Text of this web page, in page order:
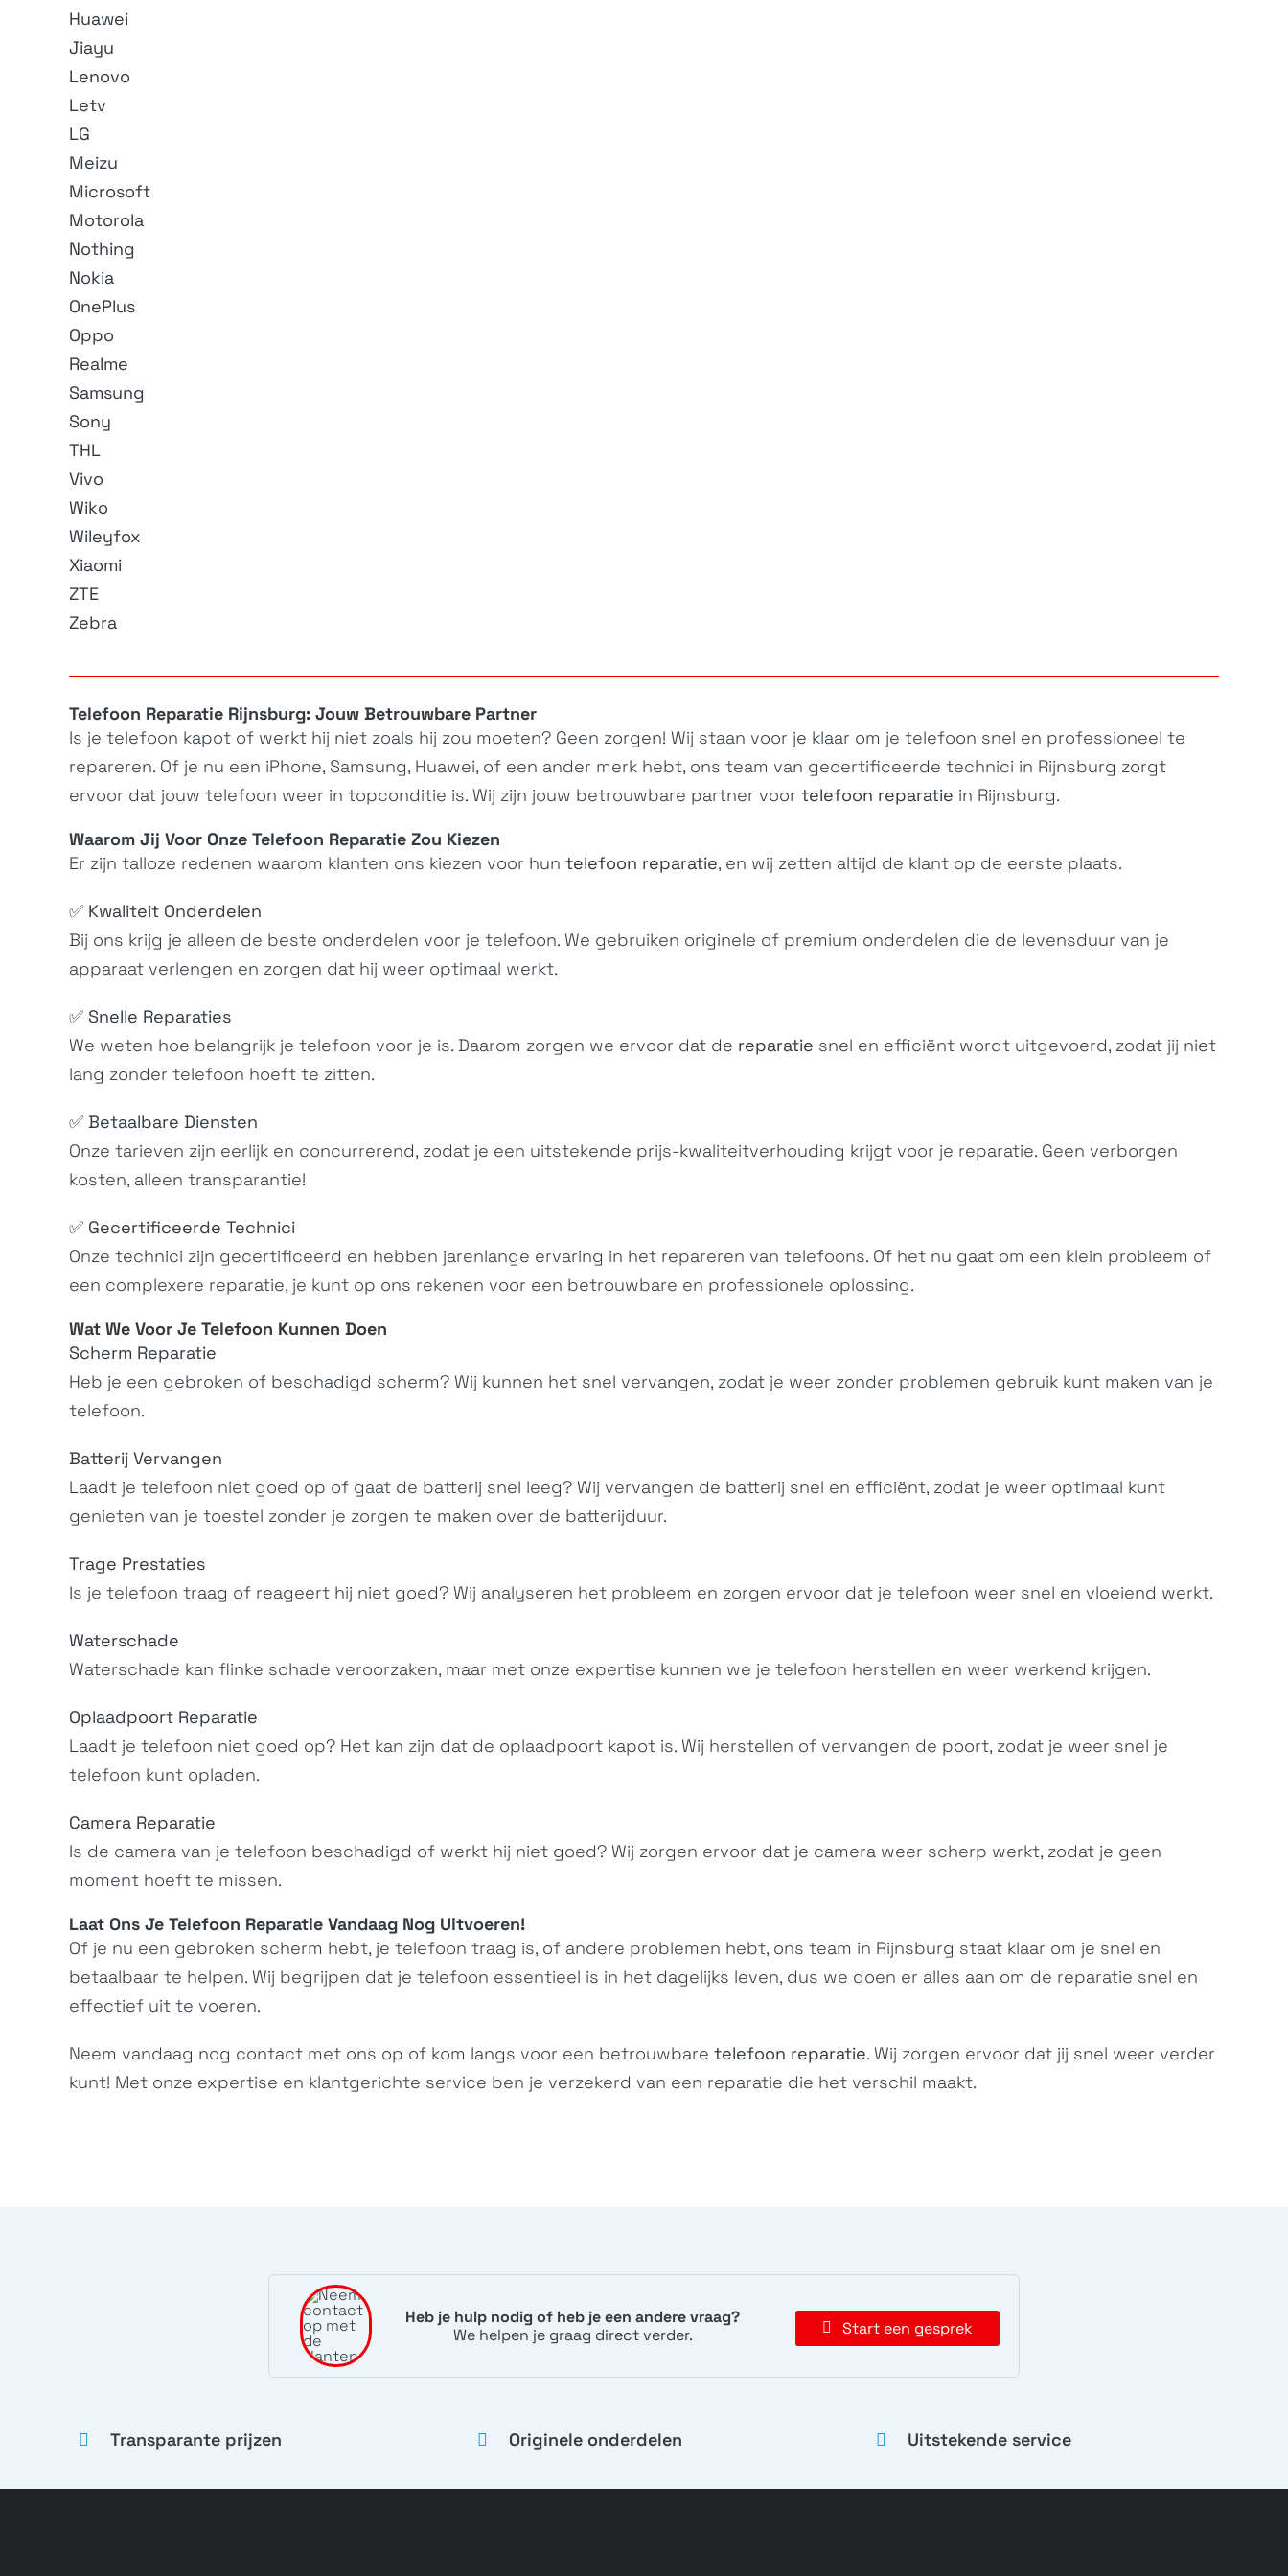
Huawei
Jiayu
Lenovo
Letv
LG
Meizu
Microsoft
Motorola
Nothing
Nokia
OnePlus
Oppo
Realme
Samsung
Sony
THL
Vivo
Wiko
Wileyfox
Xiaomi
ZTE
Zebra
Telefoon Reparatie Rijnsburg: Jouw Betrouwbare Partner
Is je telefoon kapot of werkt hij niet zoals hij zou moeten? Geen zorgen! Wij staan voor je klaar om je telefoon snel en professioneel te
repareren. Of je nu een iPhone, Samsung, Huawei, of een ander merk hebt, ons team van gecertificeerde technici in Rijnsburg zorgt
ervoor dat jouw telefoon weer in topconditie is. Wij zijn jouw betrouwbare partner voor telefoon reparatie in Rijnsburg.
Waarom Jij Voor Onze Telefoon ReparatieZou Kiezen
Er zijn talloze redenen waarom klanten ons kiezen voor hun telefoon reparatie, en wij zetten altijd de klant op de eerste plaats.
✅ Kwaliteit Onderdelen
Bij ons krijg je alleen de beste onderdelen voor je telefoon. We gebruiken originele of premium onderdelen die de levensduur van je
apparaat verlengen en zorgen dat hij weer optimaal werkt.
✅ Snelle Reparaties
We weten hoe belangrijk je telefoon voor je is. Daarom zorgen we ervoor dat de reparatie snel en efficiënt wordt uitgevoerd, zodat jij niet
lang zonder telefoon hoeft te zitten.
✅ Betaalbare Diensten
Onze tarieven zijn eerlijk en concurrerend, zodat je een uitstekende prijs-kwaliteitverhouding krijgt voor je reparatie. Geen verborgen
kosten, alleen transparantie!
✅ Gecertificeerde Technici
Onze technici zijn gecertificeerd en hebben jarenlange ervaring in het repareren van telefoons. Of het nu gaat om een klein probleem of
een complexere reparatie, je kunt op ons rekenen voor een betrouwbare en professionele oplossing.
Wat We Voor Je Telefoon Kunnen Doen
Scherm Reparatie
Heb je een gebroken of beschadigd scherm? Wij kunnen het snel vervangen, zodat je weer zonder problemen gebruik kunt maken van je
telefoon.
Batterij Vervangen
Laadt je telefoon niet goed op of gaat de batterij snel leeg? Wij vervangen de batterij snel en efficiënt, zodat je weer optimaal kunt
genieten van je toestel zonder je zorgen te maken over de batterijduur.
Trage Prestaties
Is je telefoon traag of reageert hij niet goed? Wij analyseren het probleem en zorgen ervoor dat je telefoon weer snel en vloeiend werkt.
Waterschade
Waterschade kan flinke schade veroorzaken, maar met onze expertise kunnen we je telefoon herstellen en weer werkend krijgen.
Oplaadpoort Reparatie
Laadt je telefoon niet goed op? Het kan zijn dat de oplaadpoort kapot is. Wij herstellen of vervangen de poort, zodat je weer snel je
telefoon kunt opladen.
Camera Reparatie
Is de camera van je telefoon beschadigd of werkt hij niet goed? Wij zorgen ervoor dat je camera weer scherp werkt, zodat je geen
moment hoeft te missen.
Laat Ons Je Telefoon ReparatieVandaag Nog Uitvoeren!
Of je nu een gebroken scherm hebt, je telefoon traag is, of andere problemen hebt, ons team in Rijnsburg staat klaar om je snel en
betaalbaar te helpen. Wij begrijpen dat je telefoon essentieel is in het dagelijks leven, dus we doen er alles aan om de reparatie snel en
effectief uit te voeren.
Neem vandaag nog contactmet ons op of kom langs voor een betrouwbare telefoon reparatie. Wij zorgen ervoor dat jij snel weer verder
kunt! Met onze expertise en klantgerichte service ben je verzekerd van een reparatie die het verschil maakt.
Heb je hulp nodig of heb je een andere vraag?
We helpen je graag direct verder.
Start een gesprek
Transparante prijzen Originele onderdelen Uitstekende service